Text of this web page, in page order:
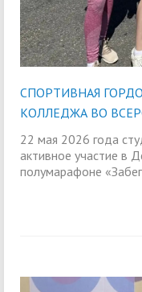
СПОРТИВНАЯ
КОЛЛЕДЖА ВО
22 мая 2026 года
активное участие в
полумарафоне